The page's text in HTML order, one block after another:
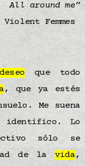
All around me”
Violent Femmes
deseo que todo
, que ya estés
Me suena
identifico. Lo
sólo se
de lavida,